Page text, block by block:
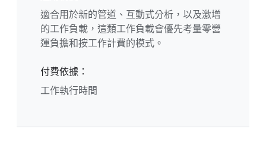
適合用於新的管道、互動式分析，以及激增
的工作負載，這類工作負載會優先考量零營
運負擔和按工作計費的模式。
付費依據：
工作執行時間